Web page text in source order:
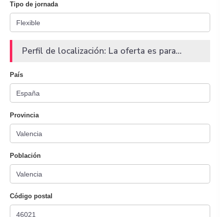
Tipo de jornada
Perfil de localización: La oferta es para...
País
Provincia
Población
Código postal